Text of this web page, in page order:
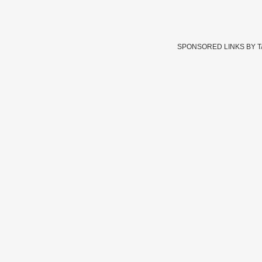
SPONSORED LINKS BY